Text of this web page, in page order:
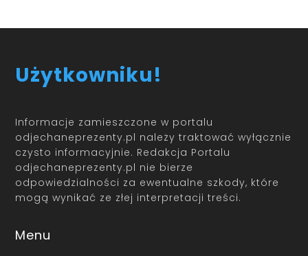
Użytkowniku!
Informacje zamieszczone w portalu
odjechaneprezenty.pl należy traktować wyłącznie
czysto informacyjnie. Redakcja Portalu
odjechaneprezenty.pl nie bierze
odpowiedzialności za ewentualne szkody, które
mogą wynikać ze złej interpretacji treści.
Menu